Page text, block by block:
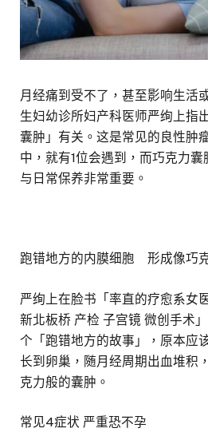
月经痛到受不了，甚至影响生活
生妇幼诊所妇产科医师严绚上指
囊肿」有关。这是常见的良性肿
中，就有1位会遇到，而巧克力
与日常保养非常重要。
跑错地方的内膜细胞 形成像巧
严绚上在脸书「率直的疗愈系女
新北板桥 产检 子宫镜 微创手术
个「跑错地方的故事」，原本应
长到卵巢，随月经周期出血堆积
克力般的囊肿。
常见4症状 严重恐不孕